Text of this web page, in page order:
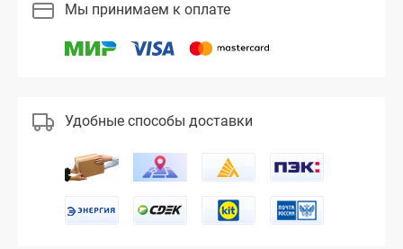
Мы принимаем к оплате
Удобные способы доставки